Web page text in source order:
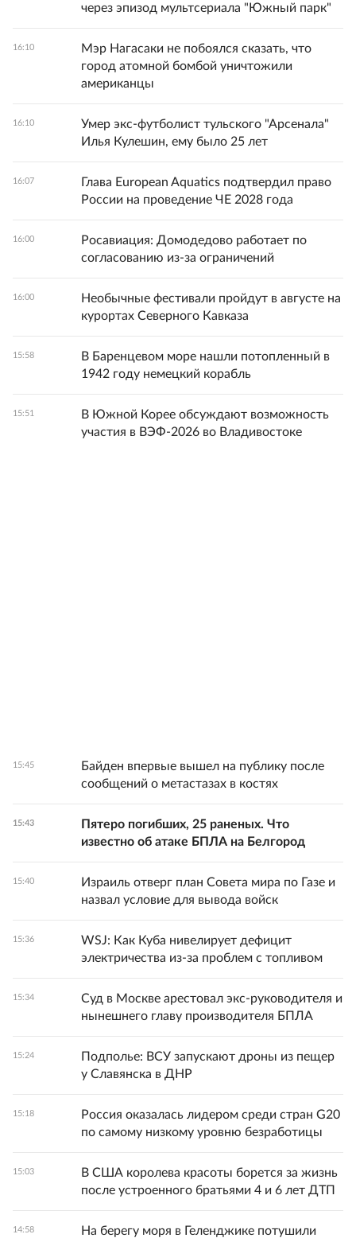
через эпизод мультсериала "Южный парк"
16:10
Мэр Нагасаки не побоялся сказать, что
город атомной бомбой уничтожили
американцы
16:10
Умер экс-футболист тульского "Арсенала"
Илья Кулешин, ему было 25 лет
16:07
Глава European Aquatics подтвердил право
России на проведение ЧЕ 2028 года
16:00
Росавиация: Домодедово работает по
согласованию из-за ограничений
16:00
Необычные фестивали пройдут в августе на
курортах Северного Кавказа
15:58
В Баренцевом море нашли потопленный в
1942 году немецкий корабль
15:51
В Южной Корее обсуждают возможность
участия в ВЭФ-2026 во Владивостоке
15:45
Байден впервые вышел на публику после
сообщений о метастазах в костях
15:43
Пятеро погибших, 25 раненых. Что
известно об атаке БПЛА на Белгород
15:40
Израиль отверг план Совета мира по Газе и
назвал условие для вывода войск
15:36
WSJ: Как Куба нивелирует дефицит
электричества из-за проблем с топливом
15:34
Суд в Москве арестовал экс-руководителя и
нынешнего главу производителя БПЛА
15:24
Подполье: ВСУ запускают дроны из пещер
у Славянска в ДНР
15:18
Россия оказалась лидером среди стран G20
по самому низкому уровню безработицы
15:03
В США королева красоты борется за жизнь
после устроенного братьями 4 и 6 лет ДТП
14:58
На берегу моря в Геленджике потушили